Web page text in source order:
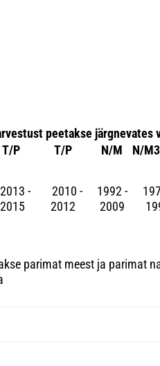
peetakse järgnevates
T/P T/P N/M N/
-
2015
2010 -
2012
1992 -
2009
parimat meest ja parimat